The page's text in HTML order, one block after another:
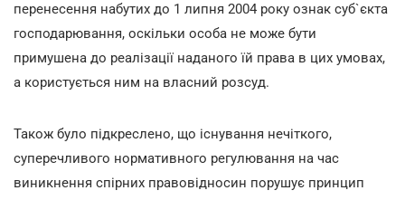
перенесення набутих до 1 липня 2004 року ознак суб`єкта
господарювання, оскільки особа не може бути
примушена до реалізації наданого їй права в цих умовах,
а користується ним на власний розсуд.
Також було підкреслено, що існування нечіткого,
суперечливого нормативного регулювання на час
виникнення спірних правовідносин порушує принцип